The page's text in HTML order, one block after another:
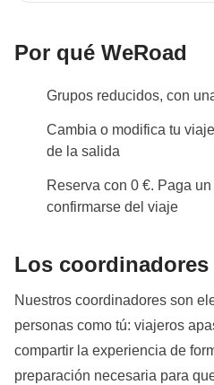
Por qué WeRoad
Grupos reducidos, con
Cambia o modifica tu
de la salida
Reserva con 0 €. Paga
confirmarse del viaje
Los coordinadores
Nuestros coordinadores son
personas como tú: viajeros
compartir la experiencia de
preparación necesaria para